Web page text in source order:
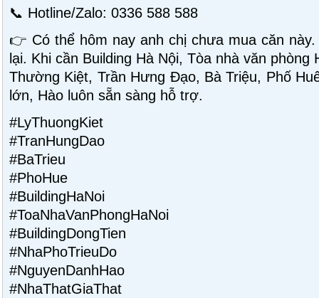
📞 Hotline/Zalo: 0336 588 588
👉 Có thể hôm nay anh chị chưa mua căn
lại. Khi cần Building Hà Nội, Tòa nhà văn phòng
Thường Kiệt, Trần Hưng Đạo, Bà Triệu, Phố
lớn, Hào luôn sẵn sàng hỗ trợ.
#LyThuongKiet
#TranHungDao
#BaTrieu
#PhoHue
#BuildingHaNoi
#ToaNhaVanPhongHaNoi
#BuildingDongTien
#NhaPhoTrieuDo
#NguyenDanhHao
#NhaThatGiaThat